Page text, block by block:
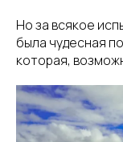
Но за всякое
была чудесная
которая,